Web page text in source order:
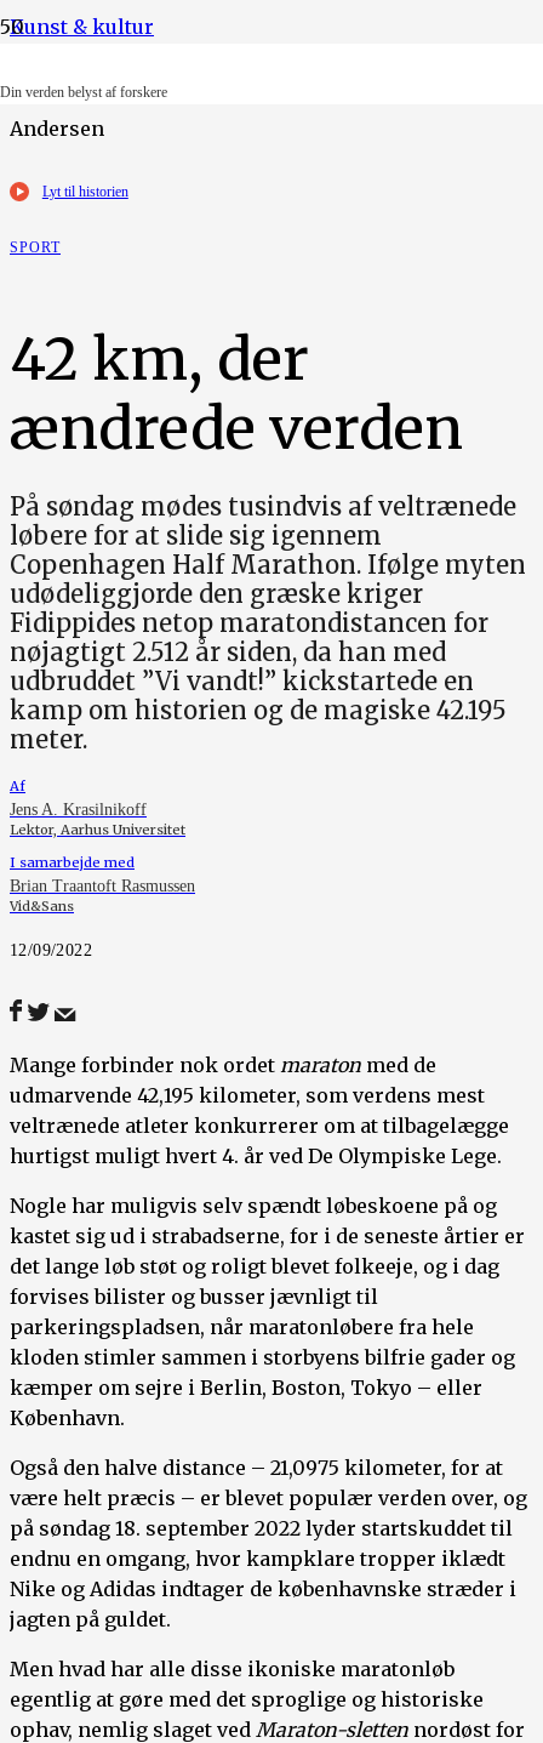
Din verden belyst af forskere
Kunst & kultur
Foto: Wikimedia. Illustration: Gita Emilie Sitanala
Andersen
Lyt til historien
SPORT
42 km, der
ændrede verden
På søndag mødes tusindvis af veltrænede
løbere for at slide sig igennem
Copenhagen Half Marathon. Ifølge myten
udødeliggjorde den græske kriger
Fidippides netop maratondistancen for
nøjagtigt 2.512 år siden, da han med
udbruddet ”Vi vandt!” kickstartede en
kamp om historien og de magiske 42.195
meter.
Af
Jens A. Krasilnikoff
Lektor, Aarhus Universitet
I samarbejde med
Brian Traantoft Rasmussen
Vid&Sans
12/09/2022
Mange forbinder nok ordet maraton med de
udmarvende 42,195 kilometer, som verdens mest
veltrænede atleter konkurrerer om at tilbagelægge
hurtigst muligt hvert 4. år ved De Olympiske Lege.
Nogle har muligvis selv spændt løbeskoene på og
kastet sig ud i strabadserne, for i de seneste årtier er
det lange løb støt og roligt blevet folkeeje, og i dag
forvises bilister og busser jævnligt til
parkeringspladsen, når maratonløbere fra hele
kloden stimler sammen i storbyens bilfrie gader og
kæmper om sejre i Berlin, Boston, Tokyo – eller
København.
Også den halve distance – 21,0975 kilometer, for at
være helt præcis – er blevet populær verden over, og
på søndag 18. september 2022 lyder startskuddet til
endnu en omgang, hvor kampklare tropper iklædt
Nike og Adidas indtager de københavnske stræder i
jagten på guldet.
Men hvad har alle disse ikoniske maratonløb
egentlig at gøre med det sproglige og historiske
ophav, nemlig slaget ved Maraton-sletten nordøst for